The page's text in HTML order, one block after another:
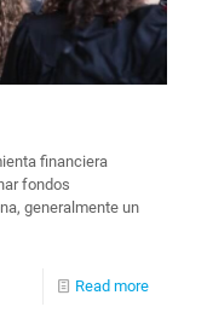
financiera
fondos
generalmente un
Read more